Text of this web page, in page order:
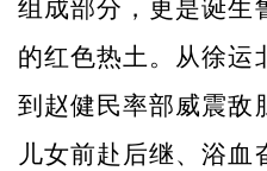
组成部分，更是诞生
的红色热土。从徐运
到赵健民率部威震敌
儿女前赴后继、浴血